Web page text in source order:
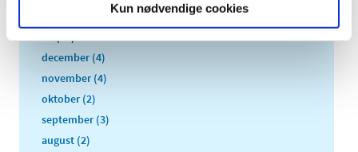
Kun nødvendige cookies
december (4)
november (4)
oktober (2)
september (3)
august (2)